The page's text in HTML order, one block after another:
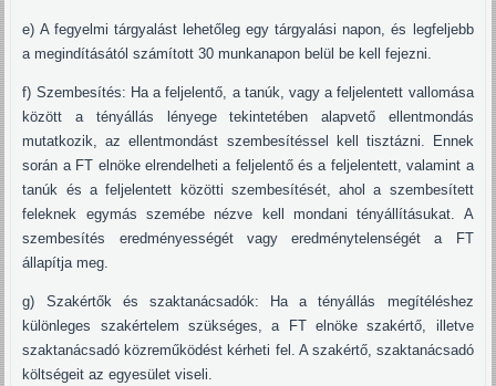
e) A fegyelmi tárgyalást lehetőleg egy tárgyalási napon, és legfeljebb
a megindításától számított 30 munkanapon belül be kell fejezni.
f) Szembesítés: Ha a feljelentő, a tanúk, vagy a feljelentett vallomása
között a tényállás lényege tekintetében alapvető ellentmondás
mutatkozik, az ellentmondást szembesítéssel kell tisztázni. Ennek
során a FT elnöke elrendelheti a feljelentő és a feljelentett, valamint a
tanúk és a feljelentett közötti szembesítését, ahol a szembesített
feleknek egymás szemébe nézve kell mondani tényállításukat. A
szembesítés eredményességét vagy eredménytelenségét a FT
állapítja meg.
g) Szakértők és szaktanácsadók: Ha a tényállás megítéléshez
különleges szakértelem szükséges, a FT elnöke szakértő, illetve
szaktanácsadó közreműködést kérheti fel. A szakértő, szaktanácsadó
költségeit az egyesület viseli.